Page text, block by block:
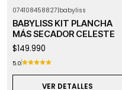
074108458827|babyliss
BABYLISS KIT PLANCHA
MÁS SECADOR CELESTE
$149.990
5.0
VER DETALLES